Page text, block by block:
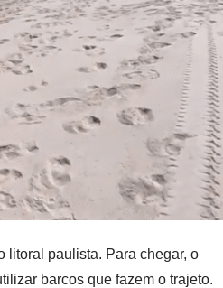
litoral paulista. Para chegar, o
barcos que fazem o trajeto.